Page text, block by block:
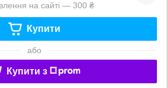
на сайті — 300 ₴
Купити
або
Купити з